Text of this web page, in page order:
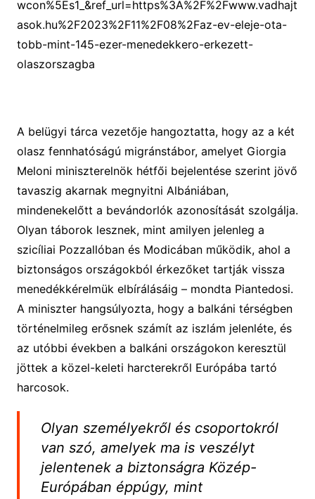
wcon%5Es1_&ref_url=https%3A%2F%2Fwww.vadhajt
asok.hu%2F2023%2F11%2F08%2Faz-ev-eleje-ota-
tobb-mint-145-ezer-menedekkero-erkezett-
olaszorszagba
A belügyi tárca vezetője hangoztatta, hogy az a két
olasz fennhatóságú migránstábor, amelyet Giorgia
Meloni miniszterelnök hétfői bejelentése szerint jövő
tavaszig akarnak megnyitni Albániában,
mindenekelőtt a bevándorlók azonosítását szolgálja.
Olyan táborok lesznek, mint amilyen jelenleg a
szicíliai Pozzallóban és Modicában működik, ahol a
biztonságos országokból érkezőket tartják vissza
menedékkérelmük elbírálásáig – mondta Piantedosi.
A miniszter hangsúlyozta, hogy a balkáni térségben
történelmileg erősnek számít az iszlám jelenléte, és
az utóbbi években a balkáni országokon keresztül
jöttek a közel-keleti harcterekről Európába tartó
harcosok.
Olyan személyekről és csoportokról
van szó, amelyek ma is veszélyt
jelentenek a biztonságra Közép-
Európában éppúgy, mint